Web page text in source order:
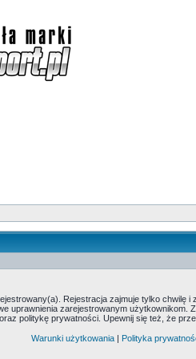
Rejestracja zajmuje tylko chwilę i
uprawnienia zarejestrowanym użytkownikom.
politykę prywatności. Upewnij się też, że
Warunki użytkowania | Polityka